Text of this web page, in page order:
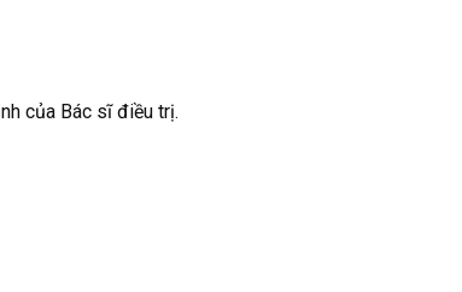
của Bác sĩ điều trị.